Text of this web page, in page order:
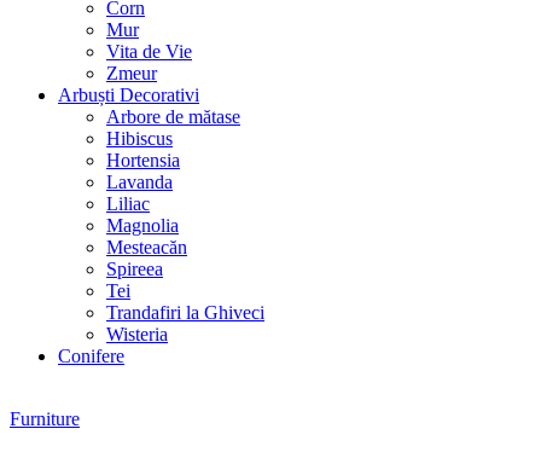
Corn
Mur
Vita de Vie
Zmeur
Arbuști Decorativi
Arbore de mătase
Hibiscus
Hortensia
Lavanda
Liliac
Magnolia
Mesteacăn
Spireea
Tei
Trandafiri la Ghiveci
Wisteria
Conifere
Furniture